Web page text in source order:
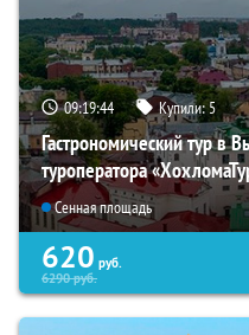
09:19:43 Купили:5
Гастрономический тур в
туроператора
Сенная площадь
620 руб.
6290руб.